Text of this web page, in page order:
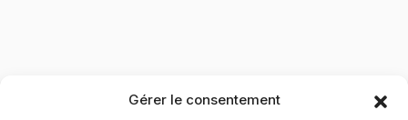
Gérer le consentement